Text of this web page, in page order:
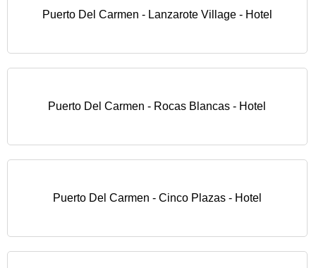
Puerto Del Carmen - Lanzarote Village - Hotel
Puerto Del Carmen - Rocas Blancas - Hotel
Puerto Del Carmen - Cinco Plazas - Hotel